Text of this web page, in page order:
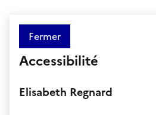
Fermer
Accessibilité
Elisabeth Regnard